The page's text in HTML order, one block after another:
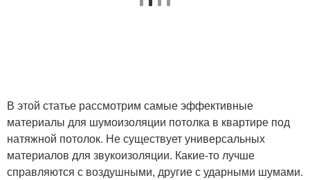
В этой статье рассмотрим самые эффективные
материалы для шумоизоляции потолка в квартире под
натяжной потолок. Не существует универсальных
материалов для звукоизоляции. Какие-то лучше
справляются с воздушными, другие с ударными шумами.